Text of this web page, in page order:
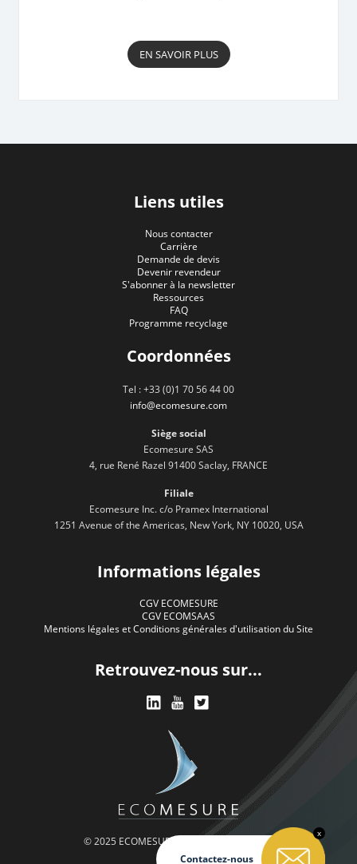
EN SAVOIR PLUS
Liens utiles
Nous contacter
Carrière
Demande de devis
Devenir revendeur
S'abonner à la newsletter
Ressources
FAQ
Programme recyclage
Coordonnées
Tel : +33 (0)1 70 56 44 00
info@ecomesure.com
Siège social
Ecomesure SAS
4, rue René Razel 91400 Saclay, FRANCE
Filiale
Ecomesure Inc. c/o Pramex International
1251 Avenue of the Americas, New York, NY 10020, USA
Informations légales
CGV ECOMESURE
CGV ECOMSAAS
Mentions légales et Conditions générales d'utilisation du Site
Retrouvez-nous sur...
© 2025 ECOMESURE. Tous droits réservés.
x
Contactez-nous